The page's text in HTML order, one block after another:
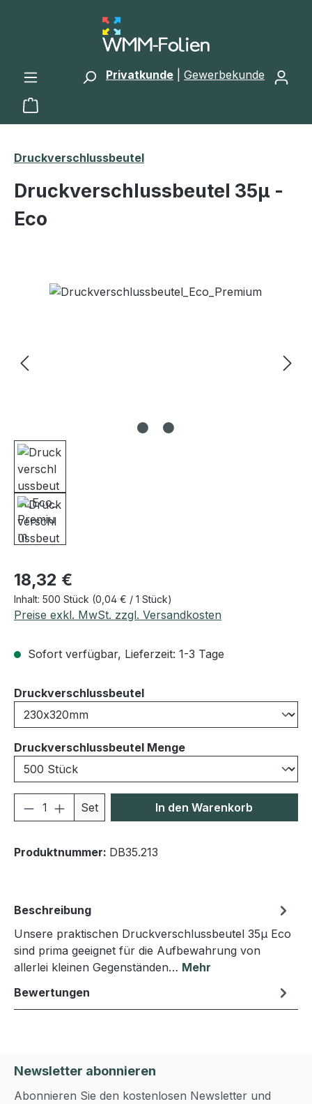
Zum Hauptinhalt springen
Privatkunde Gewerbekunde
Warenkorb enthält 0 Positionen. Der
Druckverschlussbeutel
Druckverschlussbeutel 35μ -
Eco
Bildergalerie überspringen
Regulärer Preis:
18,32 €
Inhalt: 500 Stück (0,04 € / 1 Stück)
Preise exkl. MwSt. zzgl. Versandkosten
Sofort verfügbar, Lieferzeit: 1-3 Tage
Druckverschlussbeutelauswählen
Druckverschlussbeutel Mengeauswählen
Produkt Anzahl: Gib den
Set In den Warenkorb
Produktnummer: DB35.213
Beschreibung
Unsere praktischen Druckverschlussbeutel 35μ Eco
sind prima geeignet für die Aufbewahrung von
allerlei kleinen Gegenständen… Mehr
Bewertungen
Newsletter abonnieren
Abonnieren Sie den kostenlosen Newsletter und